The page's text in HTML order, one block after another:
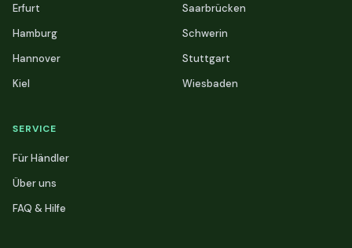
Erfurt
Hamburg
Hannover
Kiel
Saarbrücken
Schwerin
Stuttgart
Wiesbaden
SERVICE
Für Händler
Über uns
FAQ & Hilfe